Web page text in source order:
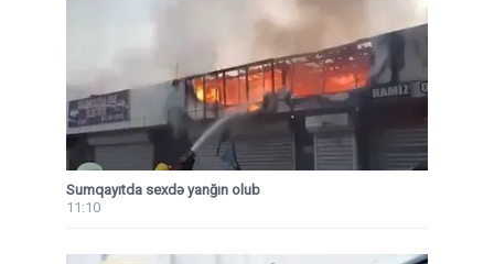
Sumqayıtda sexdə yanğın olub
11:10